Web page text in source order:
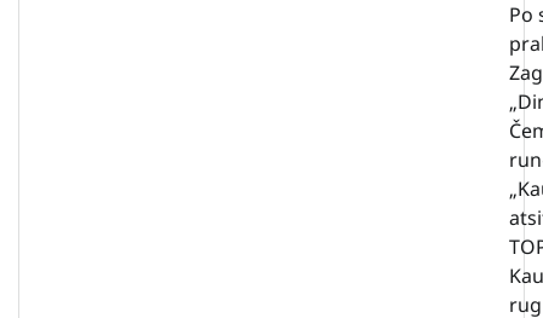
Po